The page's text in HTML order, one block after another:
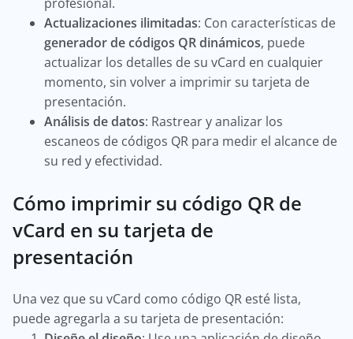
Actualizaciones ilimitadas: Con características de
generador de códigos QR dinámicos, puede
actualizar los detalles de su vCard en cualquier
momento, sin volver a imprimir su tarjeta de
presentación.
Análisis de datos: Rastrear y analizar los
escaneos de códigos QR para medir el alcance de
su red y efectividad.
Cómo imprimir su código QR de
vCard en su tarjeta de
presentación
Una vez que su vCard como código QR esté lista,
puede agregarla a su tarjeta de presentación: